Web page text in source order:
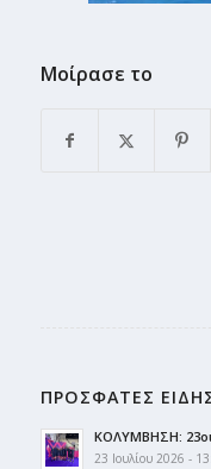
Μοίρασε το
ΠΡΟΣΦΑΤΕΣ
ΚΟΛΥΜΒΗΣΗ: 23οι
23 Ιουλίου 2026 -